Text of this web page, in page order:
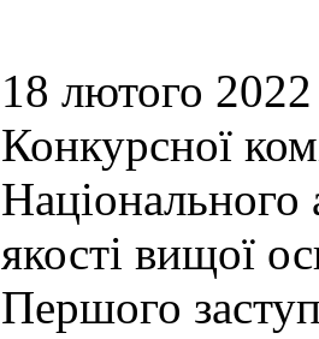
18 лютого 2022
Конкурсної
Національного
якості вищої
Першого